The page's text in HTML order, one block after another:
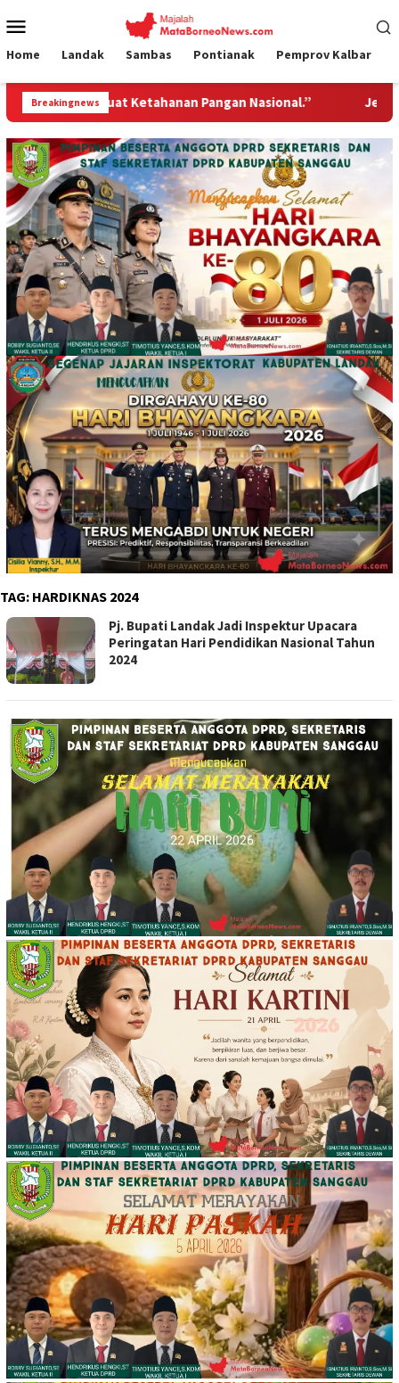
ke
Mobile
Home Landak Sambas Pontianak Pemprov Kalbar
BreakingnewsPangan Nasional.” Jembatan Gantung
TAG: HARDIKNAS 2024
Pj. Bupati Landak Jadi Inspektur Upacara
Peringatan Hari Pendidikan Nasional Tahun
2024